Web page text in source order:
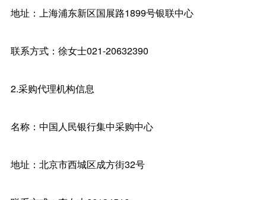
地址：上海浦东新区国展路1899号银联中心
联系方式：徐女士021-20632390
2.采购代理机构信息
名称：中国人民银行集中采购中心
地址：北京市西城区成方街32号